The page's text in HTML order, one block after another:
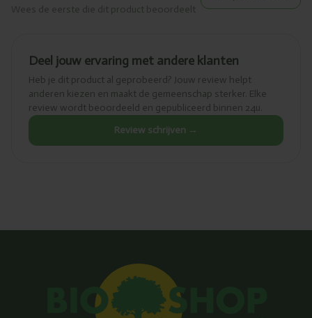
Wees de eerste die dit product beoordeelt
Deel jouw ervaring met andere klanten
Heb je dit product al geprobeerd? Jouw review helpt
anderen kiezen en maakt de gemeenschap sterker. Elke
review wordt beoordeeld en gepubliceerd binnen 24u.
Review schrijven →